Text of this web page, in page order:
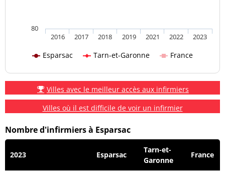
Esparsac Tarn-et-Garonne France
2016 2017 2018 2019 2021 2022 2023
80
Villes avec le meilleur accès aux infirmiers
Villes où il est difficile de voir un infirmier
Nombre d'infirmiers à Esparsac
2023 Esparsac
Tarn-et-
Garonne
France